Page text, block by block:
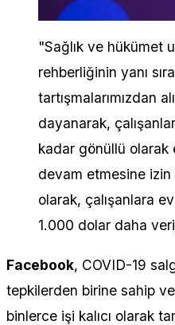
"Sağlık ve hükümet
rehberliğinin yanı
tartışmalarımızdan
dayanarak,
kadar gönüllü olarak
devam etmesine
olarak, çalışanlara
1.000 dolar daha
Facebook, COVID-19
tepkilerden birine sahip
binlerce işi kalıcı olarak